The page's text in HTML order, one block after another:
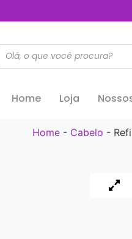
Home Loja
Home - Cabelo -